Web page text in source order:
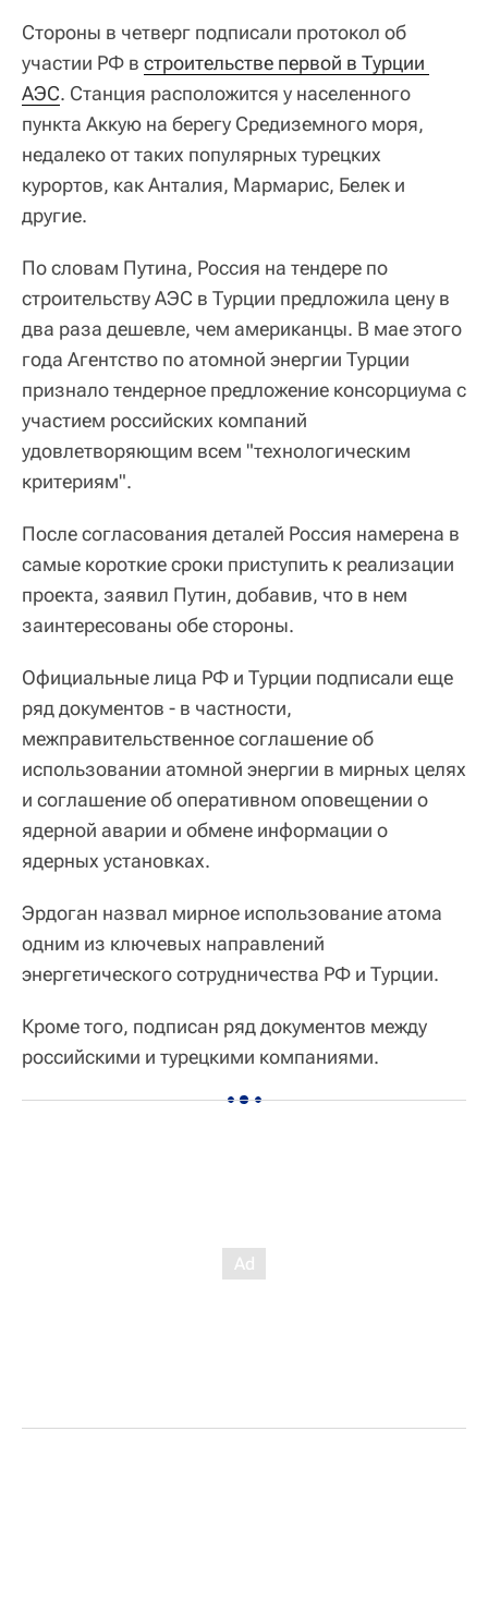
Стороны в четверг подписали протокол об
участии РФ в строительстве первой в Турции
АЭС. Станция расположится у населенного
пункта Аккую на берегу Средиземного моря,
недалеко от таких популярных турецких
курортов, как Анталия, Мармарис, Белек и
другие.
По словам Путина, Россия на тендере по
строительству АЭС в Турции предложила цену в
два раза дешевле, чем американцы. В мае этого
года Агентство по атомной энергии Турции
признало тендерное предложение консорциума с
участием российских компаний
удовлетворяющим всем "технологическим
критериям".
После согласования деталей Россия намерена в
самые короткие сроки приступить к реализации
проекта, заявил Путин, добавив, что в нем
заинтересованы обе стороны.
Официальные лица РФ и Турции подписали еще
ряд документов - в частности,
межправительственное соглашение об
использовании атомной энергии в мирных целях
и соглашение об оперативном оповещении о
ядерной аварии и обмене информации о
ядерных установках.
Эрдоган назвал мирное использование атома
одним из ключевых направлений
энергетического сотрудничества РФ и Турции.
Кроме того, подписан ряд документов между
российскими и турецкими компаниями.